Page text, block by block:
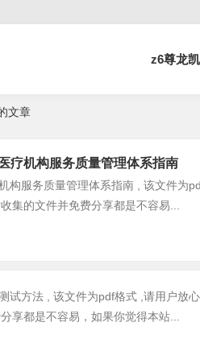
z6尊龙
文章的所有文章 | 文档
疗机构服务质量管理体系指南
构服务质量管理体系指南 , 该文件为
集的文件并免费分享都是不容易...
试方法 , 该文件为pdf格式 ,请用户放
享都是不容易，如果你觉得本站...